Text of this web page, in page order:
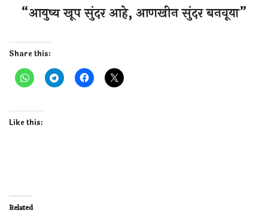
“आयु‌ष्य खूप सुंदर आहे, आणखीन सुंदर बनवूया”
Share this:
Like this:
Related